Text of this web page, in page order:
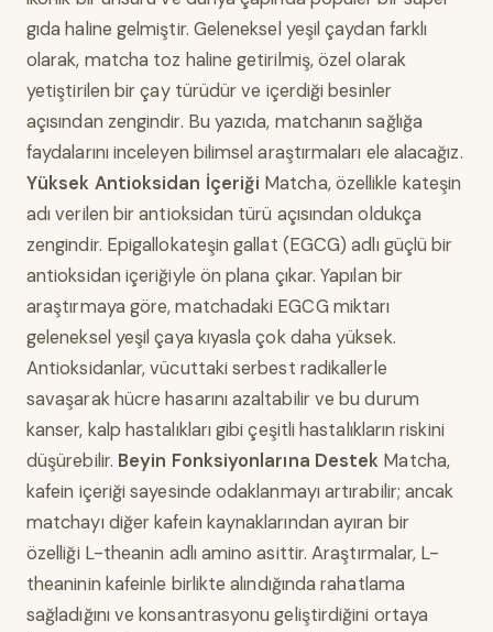
gıda haline gelmiştir. Geleneksel yeşil çaydan farklı
olarak, matcha toz haline getirilmiş, özel olarak
yetiştirilen bir çay türüdür ve içerdiği besinler
açısından zengindir. Bu yazıda, matchanın sağlığa
faydalarını inceleyen bilimsel araştırmaları ele alacağız.
Yüksek Antioksidan İçeriği Matcha, özellikle kateşin
adı verilen bir antioksidan türü açısından oldukça
zengindir. Epigallokateşin gallat (EGCG) adlı güçlü bir
antioksidan içeriğiyle ön plana çıkar. Yapılan bir
araştırmaya göre, matchadaki EGCG miktarı
geleneksel yeşil çaya kıyasla çok daha yüksek.
Antioksidanlar, vücuttaki serbest radikallerle
savaşarak hücre hasarını azaltabilir ve bu durum
kanser, kalp hastalıkları gibi çeşitli hastalıkların riskini
düşürebilir. Beyin Fonksiyonlarına Destek Matcha,
kafein içeriği sayesinde odaklanmayı artırabilir; ancak
matchayı diğer kafein kaynaklarından ayıran bir
özelliği L-theanin adlı amino asittir. Araştırmalar, L-
theaninin kafeinle birlikte alındığında rahatlama
sağladığını ve konsantrasyonu geliştirdiğini ortaya